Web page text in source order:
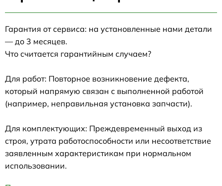
Гарантия от сервиса: на установленные нами детали
— до 3 месяцев.
Что считается гарантийным случаем?
Для работ: Повторное возникновение дефекта,
который напрямую связан с выполненной работой
(например, неправильная установка запчасти).
Для комплектующих: Преждевременный выход из
строя, утрата работоспособности или несоответствие
заявленным характеристикам при нормальном
использовании.